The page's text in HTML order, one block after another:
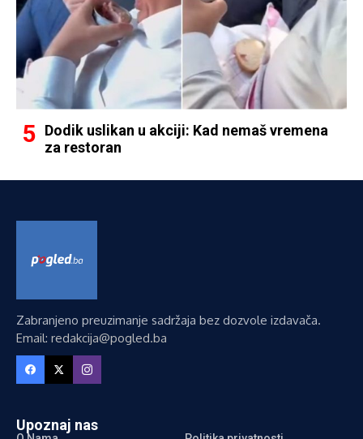
Dodik uslikan u akciji: Kad nemaš vremena
za restoran
Zabranjeno preuzimanje sadržaja bez dozvole izdavača.
Email: redakcija@pogled.ba
Upoznaj nas